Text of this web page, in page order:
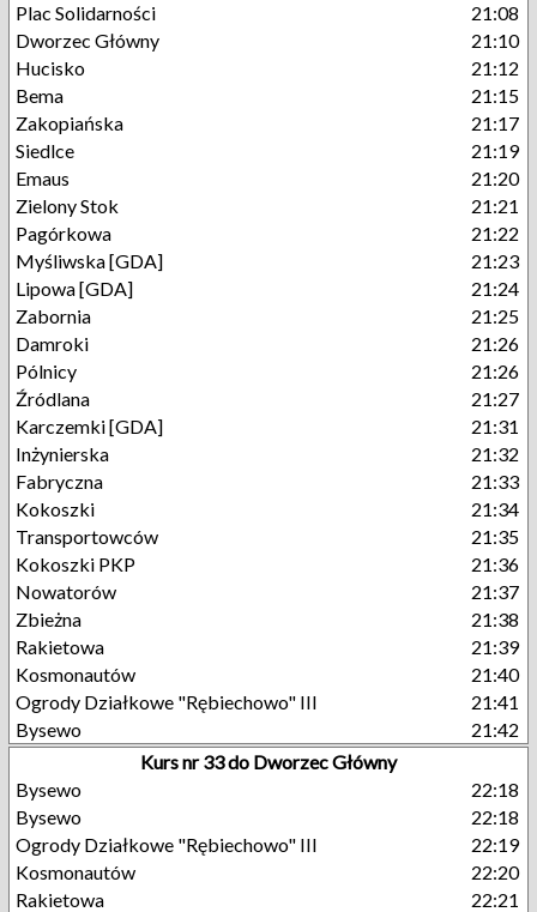
Plac Solidarności
21:08
Dworzec Główny
21:10
Hucisko
21:12
Bema
21:15
Zakopiańska
21:17
Siedlce
21:19
Emaus
21:20
Zielony Stok
21:21
Pagórkowa
21:22
Myśliwska [GDA]
21:23
Lipowa [GDA]
21:24
Zabornia
21:25
Damroki
21:26
Pólnicy
21:26
Źródlana
21:27
Karczemki [GDA]
21:31
Inżynierska
21:32
Fabryczna
21:33
Kokoszki
21:34
Transportowców
21:35
Kokoszki PKP
21:36
Nowatorów
21:37
Zbieżna
21:38
Rakietowa
21:39
Kosmonautów
21:40
Ogrody Działkowe "Rębiechowo" III
21:41
Bysewo
21:42
Kurs nr 33 do Dworzec Główny
Bysewo
22:18
Bysewo
22:18
Ogrody Działkowe "Rębiechowo" III
22:19
Kosmonautów
22:20
Rakietowa
22:21